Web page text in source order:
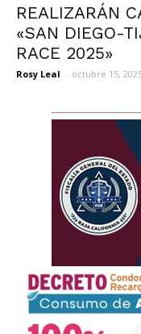
REALIZARÁN
«SAN DIEGO-
RACE 2025»
Rosy Leal - octubre 15,